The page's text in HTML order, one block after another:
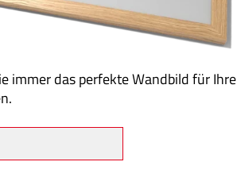
immer das perfekte Wandbild für Ihre